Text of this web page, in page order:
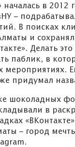
в 2012
–
В поисках
и сохранял
Делать
паблик, в
придумал
шоколадных
в
– город
отбор
НАО